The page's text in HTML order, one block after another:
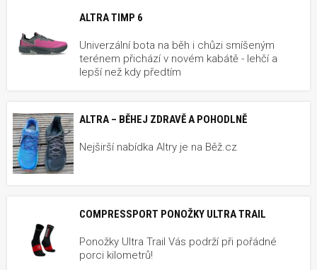
ALTRA TIMP 6
Univerzální bota na běh i chůzi smíšeným
terénem přichází v novém kabátě - lehčí a
lepší než kdy předtím
ALTRA – BĚHEJ ZDRAVĚ A POHODLNĚ
Nejširší nabídka Altry je na Běž.cz
COMPRESSPORT PONOŽKY ULTRA TRAIL
Ponožky Ultra Trail Vás podrží při pořádné
porci kilometrů!